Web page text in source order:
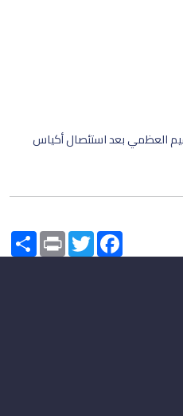
العظمي بعد استئصال أكياس
Share PrintTwitterFacebook